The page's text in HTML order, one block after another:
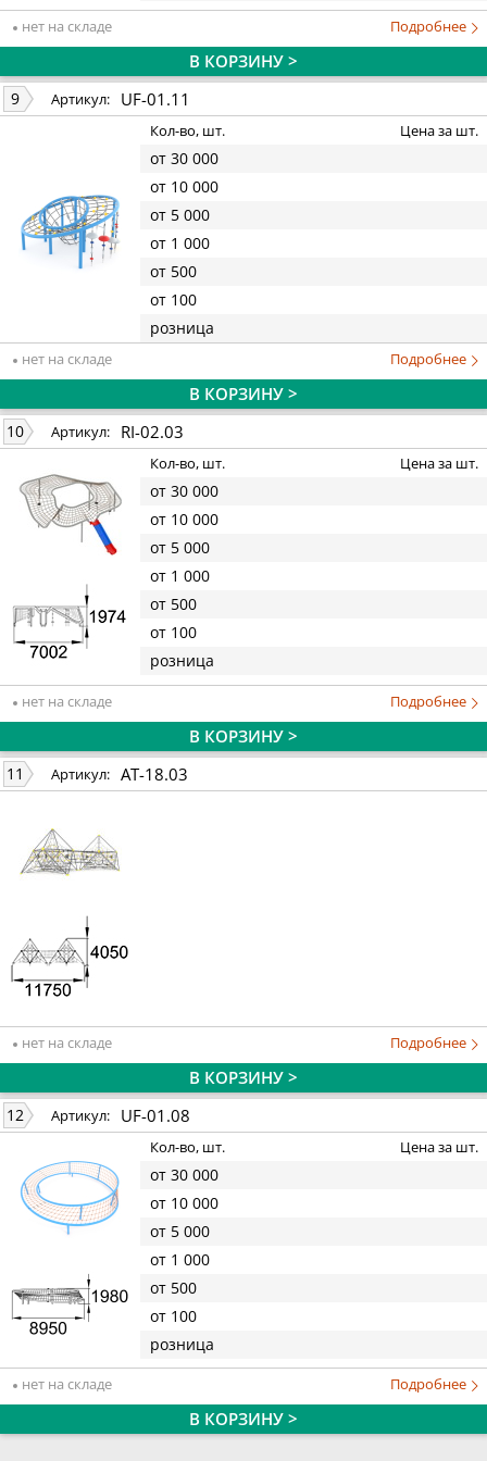
нет на складе Подробнее
В КОРЗИНУ >
9 Артикул: UF-01.11
Кол-во, шт. Цена за шт.
от 30 000
от 10 000
от 5 000
от 1 000
от 500
от 100
розница
нет на складе Подробнее
В КОРЗИНУ >
10 Артикул: RI-02.03
Кол-во, шт. Цена за шт.
от 30 000
от 10 000
от 5 000
от 1 000
от 500
от 100
розница
нет на складе Подробнее
В КОРЗИНУ >
11 Артикул: AT-18.03
нет на складе Подробнее
В КОРЗИНУ >
12 Артикул: UF-01.08
Кол-во, шт. Цена за шт.
от 30 000
от 10 000
от 5 000
от 1 000
от 500
от 100
розница
нет на складе Подробнее
В КОРЗИНУ >